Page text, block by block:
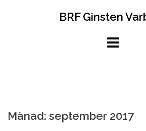
BRF Ginsten
Månad: september 2017